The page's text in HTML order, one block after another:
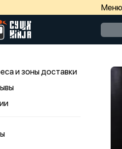
Меню
и зоны доставки